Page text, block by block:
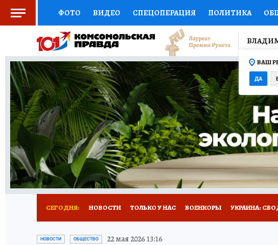
ФОТО ВИДЕО СПЕЦОПЕРАЦИЯ ПОЛИТИКА
СОЦПОДДЕРЖКА НАУКА СПОРТ КОЛУМНИСТЫ
ВЫБОР ЭКСПЕРТОВ ДОКТОР ФИНАНСЫ
КНИЖНАЯ ПОЛКА ПРОГНОЗЫ НА СПОРТ
ПРЕСС-ЦЕНТР НЕДВИЖИМОСТЬ ТЕЛЕВИЗОР
РАДИО КП РЕКЛАМА ТЕСТЫ НОВОЕ НА САЙТЕ
ВАШ
ДА
СЕГОДНЯ: НОВОСТИ ТОЛЬКО У НАС ВОЕНКОРЫ УКРАИНА:
ИСПЫТАНО НА СЕБЕ
НОВОСТИ ОБЩЕСТВО 22 мая 2026 13:16